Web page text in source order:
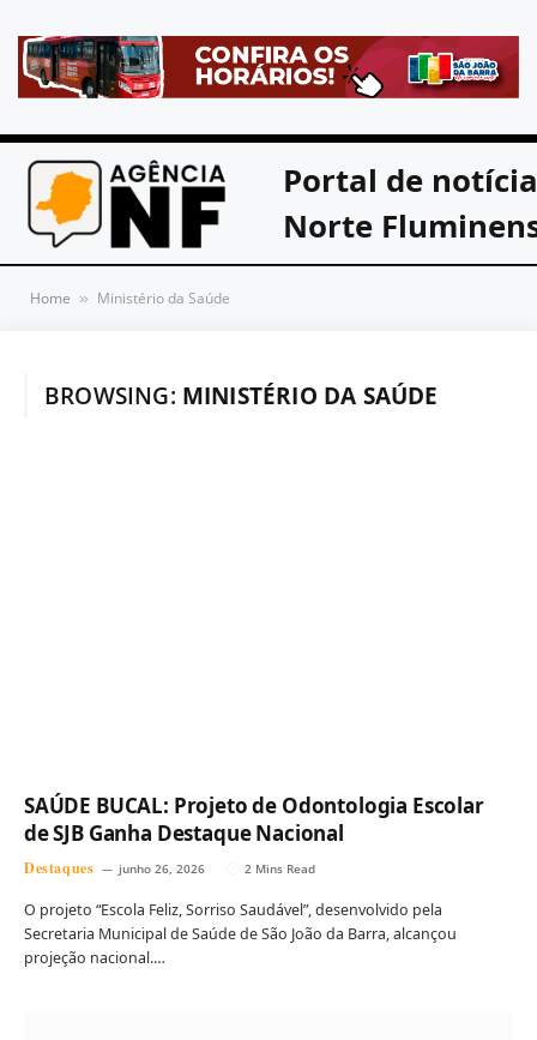
Portal de
Norte
Home » Ministério da Saúde
BROWSING: MINISTÉRIO DA SAÚDE
SAÚDE BUCAL: Projeto de Odontologia Escolar
de SJB Ganha Destaque Nacional
Destaques junho 26, 2026 2 Mins Read
O projeto “Escola Feliz, Sorriso Saudável”, desenvolvido pela
Secretaria Municipal de Saúde de São João da Barra, alcançou
projeção nacional.…